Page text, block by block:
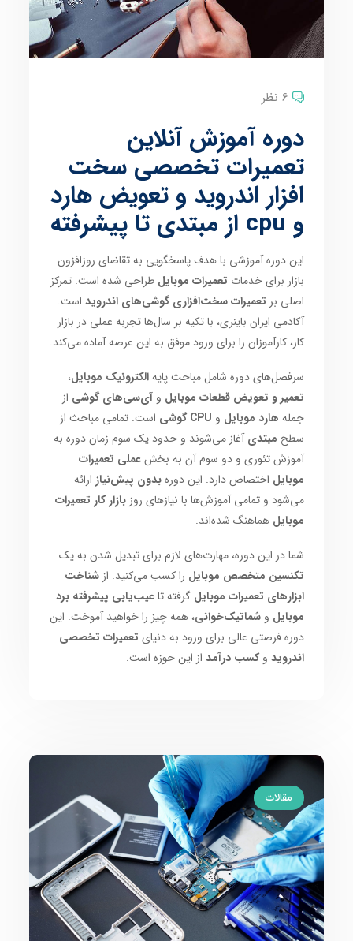
6 نظر
دوره آموزش آنلاین
تعمیرات تخصصی سخت
افزار اندروید و تعویض هارد
و cpu از مبتدی تا پیشرفته
این دوره آموزشی با هدف پاسخگویی به تقاضای روزافزون
بازار برای خدمات تعمیرات موبایل طراحی شده است. تمرکز
اصلی بر تعمیرات سخت‌افزاری گوشی‌های اندروید است.
آکادمی ایران باینری، با تکیه بر سال‌ها تجربه عملی در بازار
کار، کارآموزان را برای ورود موفق به این عرصه آماده می‌کند.
سرفصل‌های دوره شامل مباحث پایهالکترونیک موبایل،
تعمیر و تعویض قطعات موبایل وآی‌سی‌های گوشی از
جمله هارد موبایل و CPU گوشی
است. تمامی مباحث از
سطح مبتدیآغاز می‌شوند و حدود یک سوم زمان دوره به
آموزش تئوری و دو سوم آن به بخشعملی تعمیرات
موبایل اختصاص دارد. این دورهبدون پیش‌نیاز ارائه
می‌شود و تمامی آموزش‌ها با نیازهای روزبازار کار تعمیرات
موبایل هماهنگ شده‌اند.
شما در این دوره، مهارت‌های لازم برای تبدیل شدن به یک
تکنسین متخصص موبایل را کسب می‌کنید. ازشناخت
ابزارهای تعمیرات موبایل گرفته تاعیب‌یابی پیشرفته برد
موبایل وشماتیک‌خوانی، همه چیز را خواهید آموخت. این
دوره فرصتی عالی برای ورود به دنیای تعمیرات تخصصی
اندروید وکسب درآمد از این حوزه است.
مقالات